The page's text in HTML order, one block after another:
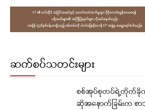
ဆက်စပ်သတင်းများ
စစ်အုပ်စုတပ်ရဲ့တိုက်ခိုက်
ဆိုအနောက်ခြမ်းက စ